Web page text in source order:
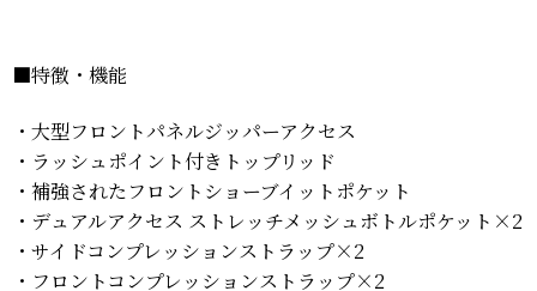
■特徴・機能
・大型フロントパネルジッパーアクセス
・ラッシュポイント付きトップリッド
・補強されたフロントショーブイットポケット
・デュアルアクセス ストレッチメッシュボトルポケット×2
・サイドコンプレッションストラップ×2
・フロントコンプレッションストラップ×2